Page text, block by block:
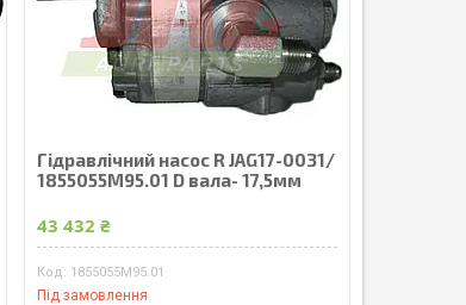
Гідравлічний насос R JAG17-0031/
1855055M95.01 D вала- 17,5мм
43 432 ₴
1855055M95.01
Під замовлення